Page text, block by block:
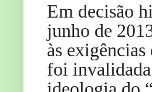
Em decisão
junho de
às
foi invalidada